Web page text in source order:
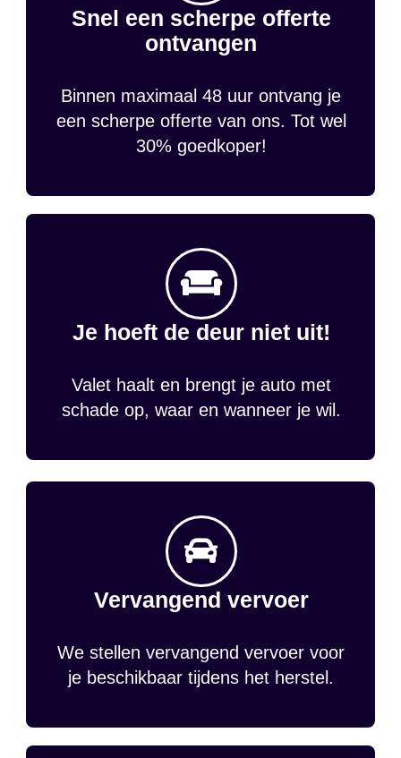
Snel een scherpe offerte
ontvangen
Binnen maximaal 48 uur ontvang je
een scherpe offerte van ons. Tot wel
30% goedkoper!
Je hoeft de deur niet uit!
Valet haalt en brengt je auto met
schade op, waar en wanneer je wil.
Vervangend vervoer
We stellen vervangend vervoer voor
je beschikbaar tijdens het herstel.